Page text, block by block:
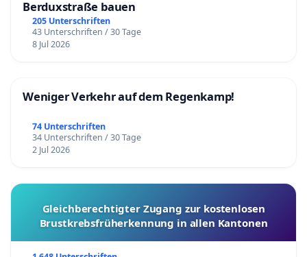
Berduxstraße bauen
205 Unterschriften
43 Unterschriften / 30 Tage
8 Jul 2026
Weniger Verkehr auf dem Regenkamp!
74 Unterschriften
34 Unterschriften / 30 Tage
2 Jul 2026
Gleichberechtigter Zugang zur kostenlosen
Brustkrebsfrüherkennung in allen Kantonen